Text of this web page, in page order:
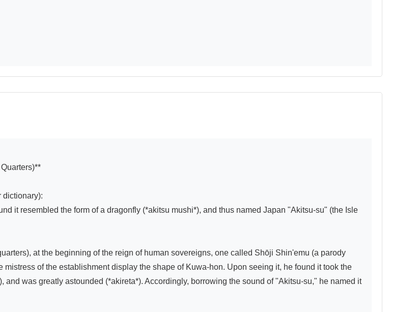
dictionary):
it resembled the form of a dragonfly (*akitsu mushi*), and thus named Japan "Akitsu-su" (the Isle
at the beginning of the reign of human sovereigns, one called Shōji Shin'emu (a parody
mistress of the establishment display the shape of Kuwa-hon. Upon seeing it, he found it took the
was greatly astounded (*akireta*). Accordingly, borrowing the sound of "Akitsu-su," he named it